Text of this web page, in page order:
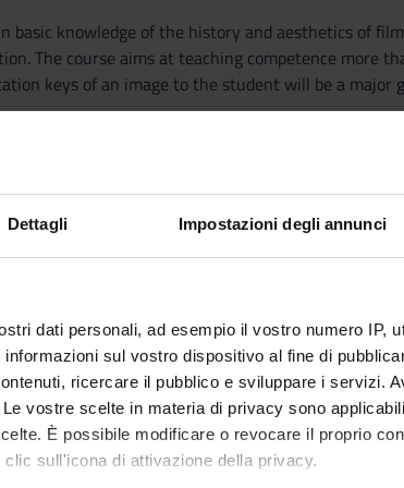
Dettagli Impostazioni degli annunci
dati personali, ad esempio il vostro numero IP,
sul vostro dispositivo al fine di
ricercare il pubblico e sviluppare i servizi.
vostre scelte in materia di privacy sono
È possibile modificare o revocare il proprio
sull'icona di attivazione della privacy.
basic knowledge of the history and aesthetics of
The course aims at teaching competence more
keys of an image to the student will be a
between cinema photography journalism
of some ‘historical’ photos and their
from Robert Capa to Nick Ut.
TITLE